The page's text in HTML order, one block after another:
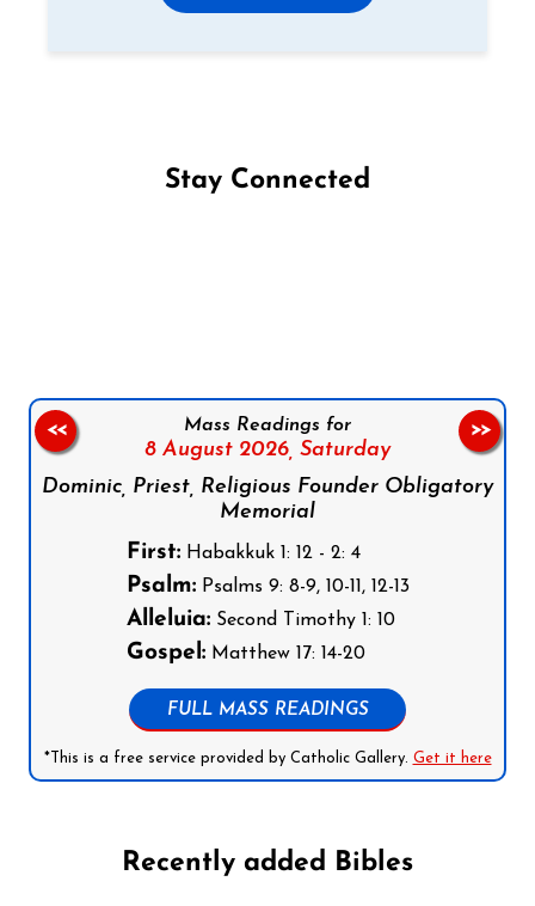
Stay Connected
Mass Readings for
8 August 2026, Saturday
Dominic, Priest, Religious Founder Obligatory
Memorial
First:Habakkuk 1: 12 - 2: 4
Psalm:Psalms 9: 8-9, 10-11, 12-13
Alleluia:Second Timothy 1: 10
Gospel:Matthew 17: 14-20
FULL MASS READINGS
*This is a free service provided by Catholic Gallery. Get it here
<< >>
Recently added Bibles